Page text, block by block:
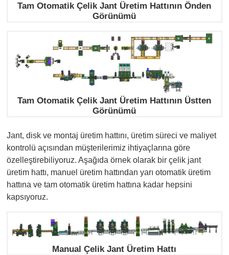
Tam Otomatik Çelik Jant Üretim Hattının Önden
Görünümü
Tam Otomatik Çelik Jant Üretim Hattının Üstten
Görünümü
Jant, disk ve montaj üretim hattını, üretim süreci ve maliyet
kontrolü açısından müşterilerimiz ihtiyaçlarına göre
özelleştirebiliyoruz. Aşağıda örnek olarak bir çelik jant
üretim hattı, manuel üretim hattından yarı otomatik üretim
hattına ve tam otomatik üretim hattına kadar hepsini
kapsıyoruz.
Manual Çelik Jant Üretim Hattı